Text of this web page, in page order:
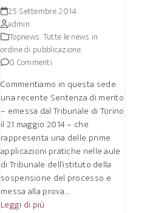
25 Settembre 2014
admin
Topnews. Tutte le news in
ordine di pubblicazione.
0 Commenti
Commentiamo in questa sede
una recente Sentenza di merito
– emessa dal Tribunale di Torino
il 21 maggio 2014 – che
rappresenta una delle prime
applicazioni pratiche nelle aule
di Tribunale dell’istituto della
sospensione del processo e
messa alla prova…
Leggi di più